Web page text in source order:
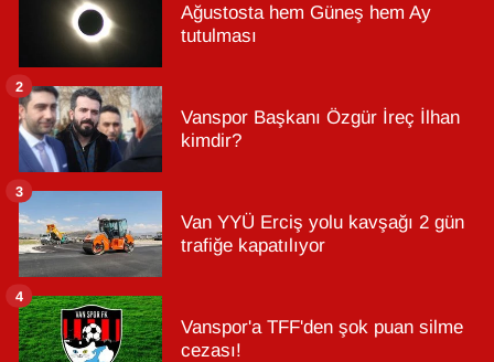
Ağustosta hem Güneş hem Ay
tutulması
Vanspor Başkanı Özgür İreç İlhan
kimdir?
2
Van YYÜ Erciş yolu kavşağı 2 gün
trafiğe kapatılıyor
3
Vanspor'a TFF'den şok puan silme
cezası!
4